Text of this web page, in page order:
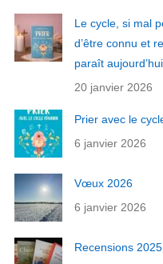
Le cycle, si mal
d’être connu et
paraît
20 janvier 2026
Prier avec le
6 janvier 2026
Vœux 2026
6 janvier 2026
Recensions 2025